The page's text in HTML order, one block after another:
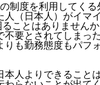
制度を利用してくる
人（日本人）がイマ
ことはありませんか
不要とされてしまっ
りも勤務態度もパフ
本人よりできるこ